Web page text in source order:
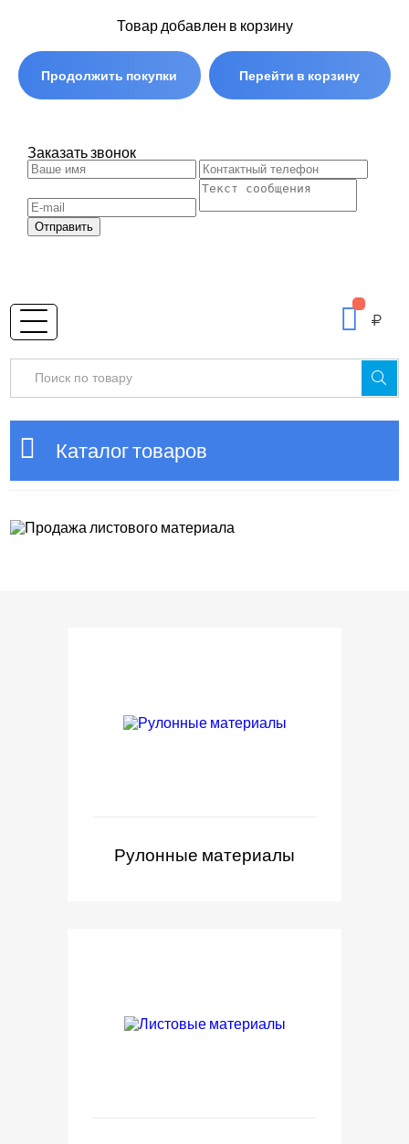
Товар добавлен в корзину
Продолжить покупки Перейти в корзину
Заказать звонок
Отправить
Каталог товаров
Рулонные материалы